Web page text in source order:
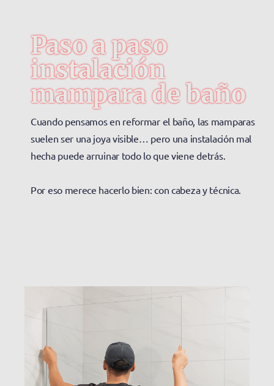
Paso a paso
instalación
mampara de baño
Cuando pensamos en reformar el baño, las mamparas
suelen ser una joya visible… pero una instalación mal
hecha puede arruinar todo lo que viene detrás.
Por eso merece hacerlo bien: con cabeza y técnica.